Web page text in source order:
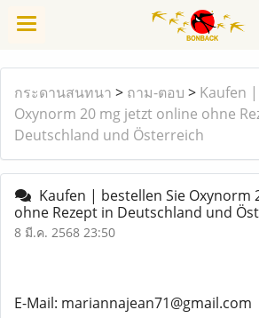
กระดานสนทนา > ถาม-ตอบ > Kaufen
Oxynorm 20 mg jetzt online ohne
Deutschland und Österreich
Kaufen | bestellen Sie Oxynorm
ohne Rezept in Deutschland und
8 มี.ค. 2568 23:50
E-Mail: mariannajean71@gmail.com